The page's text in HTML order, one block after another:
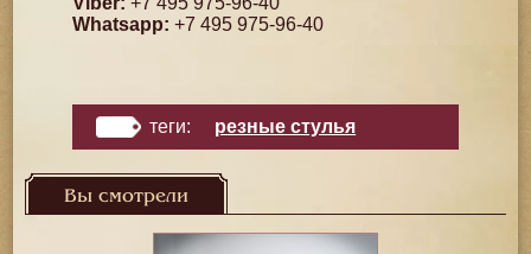
Whatsapp: +7 495 975-96-40
теги: резные стулья
Вы смотрели